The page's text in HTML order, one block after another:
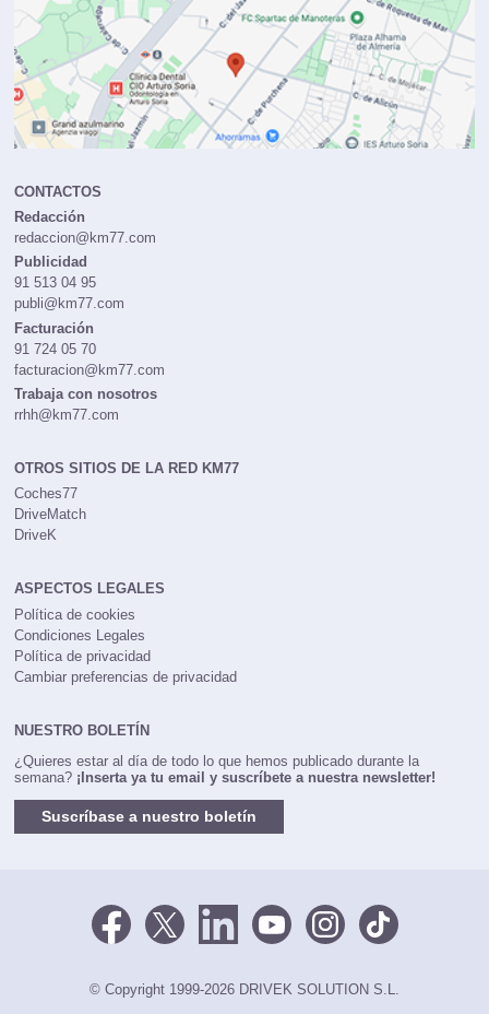
CONTACTOS
Redacción
redaccion@km77.com
Publicidad
91 513 04 95
publi@km77.com
Facturación
91 724 05 70
facturacion@km77.com
Trabaja con nosotros
rrhh@km77.com
OTROS SITIOS DE LA RED KM77
Coches77
DriveMatch
DriveK
ASPECTOS LEGALES
Política de cookies
Condiciones Legales
Política de privacidad
Cambiar preferencias de privacidad
NUESTRO BOLETÍN
¿Quieres estar al día de todo lo que hemos publicado durante la
semana? ¡Inserta ya tu email y suscríbete a nuestra newsletter!
Suscríbase a nuestro boletín
© Copyright 1999-2026 DRIVEK SOLUTION S.L.